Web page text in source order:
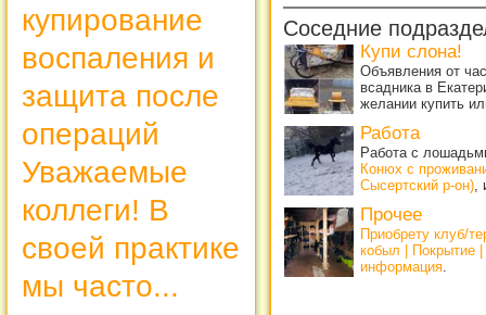
купирование
воспаления и
защита после
операций
Уважаемые
коллеги! В
своей практике
мы часто...
Соседние
Купи слона!
Объявления от
всадника в
желании купить
Работа
Работа с
Конюх с
Сысертский р-он)
Прочее
Приобрету клуб/
кобыл | Покрытие
информация